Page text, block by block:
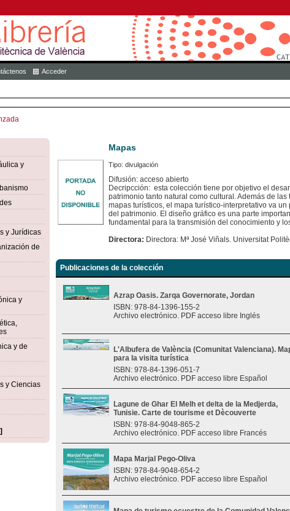
Acceder
y
y Jurídicas
de
y
y de
y Ciencias
Mapas
Tipo: divulgación
Difusión: acceso abierto
Decripcción: esta colección tiene por objetivo el
patrimonio tanto natural como cultural. Además de
mapas turísticos, el mapa turístico-interpretativo va
del patrimonio. El diseño gráfico es una parte
fundamental para la transmisión del conocimiento y
Directora: Directora: Mª José Viñals. Universitat
Publicaciones de la colección
Azrap Oasis. Zarqa Governorate, Jordan
ISBN: 978-84-1396-155-2
Archivo electrónico. PDF acceso libre Inglés
L'Albufera de València (Comunitat Valenciana).
para la visita turística
ISBN: 978-84-1396-051-7
Archivo electrónico. PDF acceso libre Español
Lagune de Ghar El Melh et delta de la Medjerda,
Tunisie. Carte de tourisme et Dècouverte
ISBN: 978-84-9048-865-2
Archivo electrónico. PDF acceso libre Francés
Mapa Marjal Pego-Oliva
ISBN: 978-84-9048-654-2
Archivo electrónico. PDF acceso libre Español